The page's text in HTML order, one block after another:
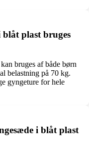
blåt plast bruges
bruges af både børn
belastning på 70 kg.
gyngeture for hele
i blåt plast